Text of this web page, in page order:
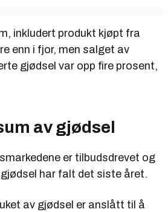
inkludert produkt kjøpt fra
enn i fjor, men salget av
gjødsel var opp fire prosent,
av gjødsel
er tilbudsdrevet og
har falt det siste året.
av gjødsel er anslått til å